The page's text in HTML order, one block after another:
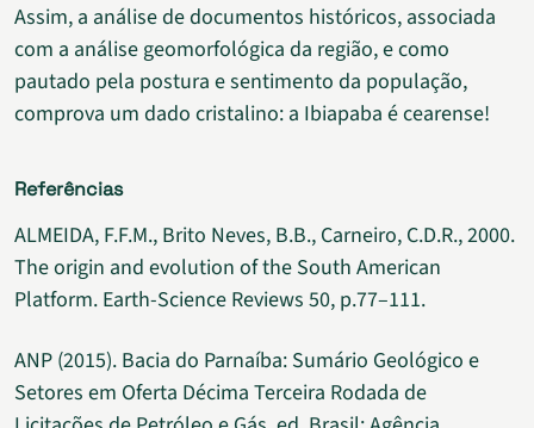
Assim, a análise de documentos históricos, associada
com a análise geomorfológica da região, e como
pautado pela postura e sentimento da população,
comprova um dado cristalino: a Ibiapaba é cearense!
Referências
ALMEIDA, F.F.M., Brito Neves, B.B., Carneiro, C.D.R., 2000.
The origin and evolution of the South American
Platform. Earth-Science Reviews 50, p.77–111.
ANP (2015). Bacia do Parnaíba: Sumário Geológico e
Setores em Oferta Décima Terceira Rodada de